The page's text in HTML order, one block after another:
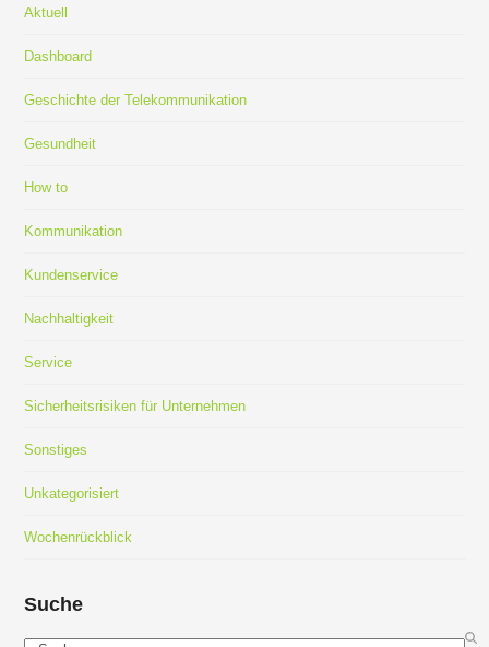
Aktuell
Dashboard
Geschichte der Telekommunikation
Gesundheit
How to
Kommunikation
Kundenservice
Nachhaltigkeit
Service
Sicherheitsrisiken für Unternehmen
Sonstiges
Unkategorisiert
Wochenrückblick
Suche